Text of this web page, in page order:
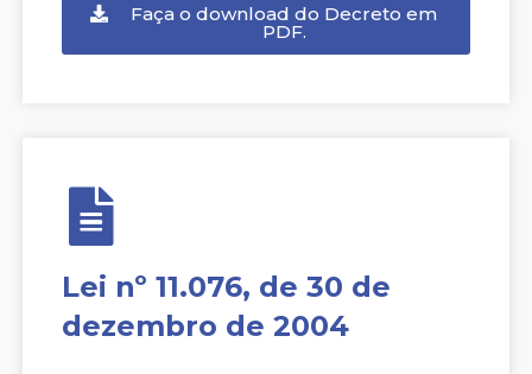
Faça o download do Decreto em
PDF.
Lei nº 11.076, de 30 de
dezembro de 2004